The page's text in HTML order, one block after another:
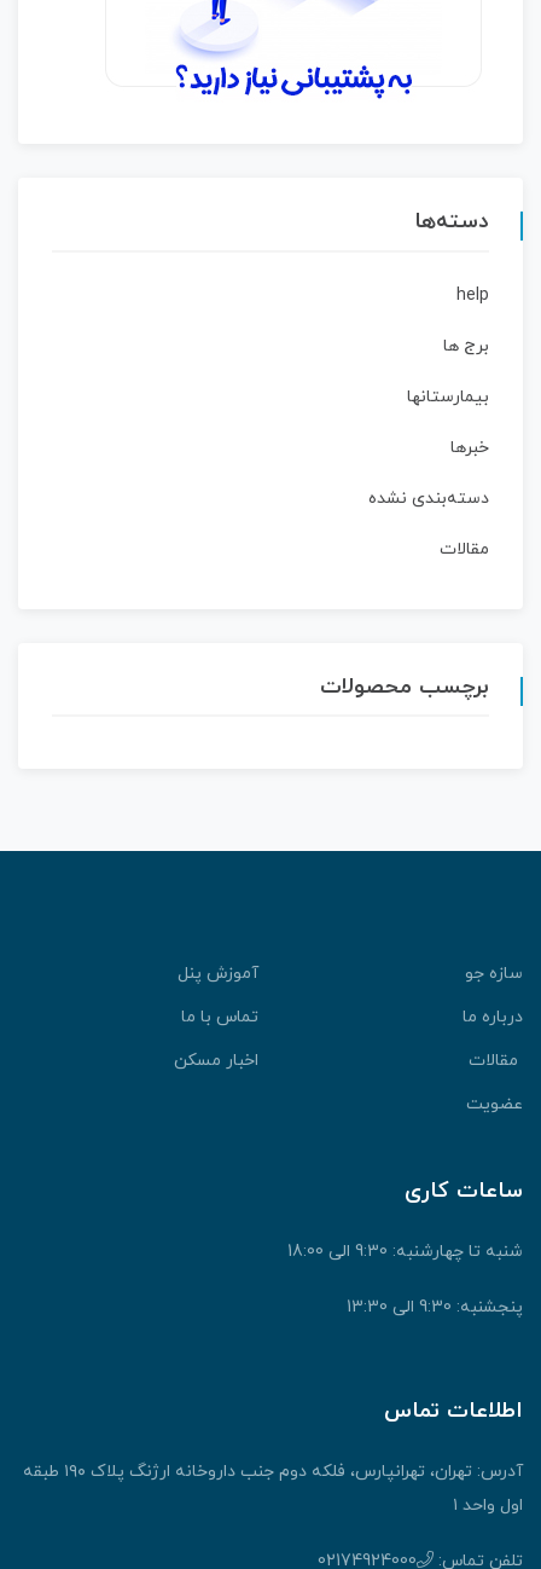
دسته‌ها
help
برج ها
بیمارستانها
خبرها
دسته‌بندی نشده
مقالات
برچسب محصولات
سازه جو
آموزش پنل
درباره ما
تماس با ما
مقالات
اخبار مسکن
عضویت
ساعات کاری
شنبه تا چهارشنبه: 9:30 الی 18:00
پنجشنبه: 9:30 الی 13:30
اطلاعات تماس
آدرس: تهران، تهرانپارس، فلکه دوم جنب داروخانه ارژنگ پلاک ۱۹۰ طبقه
اول واحد ۱
تلفن تماس: 02174924000